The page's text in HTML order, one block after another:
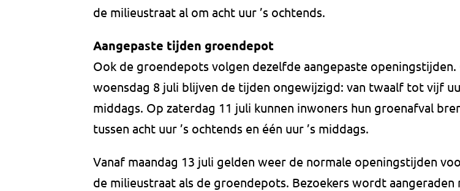
de milieustraat al om acht uur ’s ochtends.
Aangepaste tijden groendepot
Ook de groendepots volgen dezelfde aangepaste openingstijden.
woensdag 8 juli blijven de tijden ongewijzigd: van twaalf tot vijf
middags. Op zaterdag 11 juli kunnen inwoners hun groenafval
tussen acht uur ’s ochtends en één uur ’s middags.
Vanaf maandag 13 juli gelden weer de normale openingstijden
de milieustraat als de groendepots. Bezoekers wordt aangeraden